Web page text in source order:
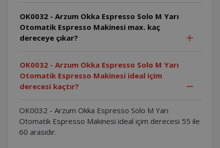
OK0032 - Arzum Okka Espresso Solo M Yarı
Otomatik Espresso Makinesi max. kaç
dereceye çıkar?
OK0032 - Arzum Okka Espresso Solo M Yarı
Otomatik Espresso Makinesi ideal içim
derecesi kaçtır?
OK0032 - Arzum Okka Espresso Solo M Yarı
Otomatik Espresso Makinesi ideal içim derecesi 55 ile
60 arasıdır.